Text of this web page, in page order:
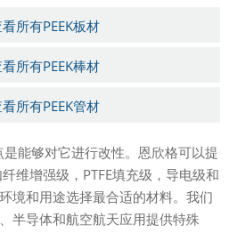
所有PEEK板材
所有PEEK棒材
所有PEEK管材
能够对它进行改性。恩欣格可以提
维增强级，PTFE填充级，导电级和
境和用途选择最合适的材料。我们
半导体和航空航天应用提供特殊